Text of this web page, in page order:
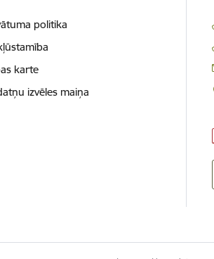
politika
karte
izvēles maiņa